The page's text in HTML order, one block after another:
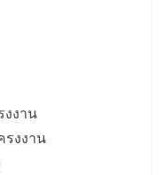
งาน
งงาน